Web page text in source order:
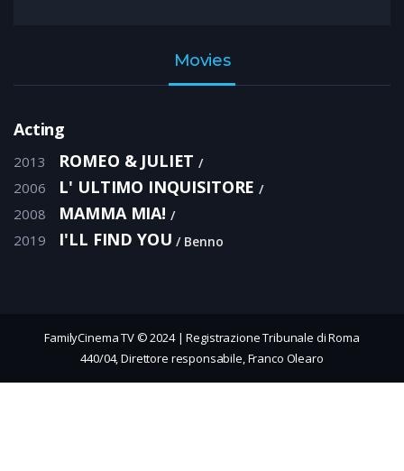
Movies
Acting
2013 ROMEO & JULIET
2006 L' ULTIMO INQUISITORE
2008 MAMMA MIA!
2019 I'LL FIND YOU Benno
FamilyCinema TV © 2024 | Registrazione Tribunale di Roma
440/04, Direttore responsabile, Franco Olearo